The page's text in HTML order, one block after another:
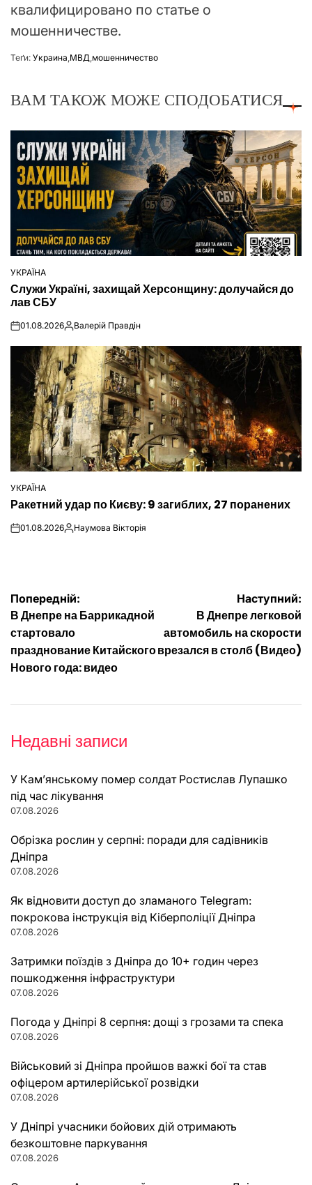
квалифицировано по статье о
мошенничестве.
Теґи: Украина МВД мошенничество
ВАМ ТАКОЖ МОЖЕ СПОДОБАТИСЯ
ОПУБЛІКУВАТИ
У
УКРАЇНА
Служи Україні, захищай Херсонщину: долучайся до
лав СБУ
on01.08.2026Опубліковано
Валерій Правдін
ОПУБЛІКУВАТИ
У
УКРАЇНА
Ракетний удар по Києву: 9 загиблих, 27 поранених
on01.08.2026Опубліковано
Наумова Вікторія
Навігація
записів
Попередній:
В Днепре на Баррикадной
стартовало
празднование Китайского
Нового года: видео
Наступний:
В Днепре легковой
автомобиль на скорости
врезался в столб (Видео)
Недавні записи
У Кам’янському помер солдат Ростислав Лупашко
під час лікування
07.08.2026
Обрізка рослин у серпні: поради для садівників
Дніпра
07.08.2026
Як відновити доступ до зламаного Telegram:
покрокова інструкція від Кіберполіції Дніпра
07.08.2026
Затримки поїздів з Дніпра до 10+ годин через
пошкодження інфраструктури
07.08.2026
Погода у Дніпрі 8 серпня: дощі з грозами та спека
07.08.2026
Військовий зі Дніпра пройшов важкі бої та став
офіцером артилерійської розвідки
07.08.2026
У Дніпрі учасники бойових дій отримають
безкоштовне паркування
07.08.2026